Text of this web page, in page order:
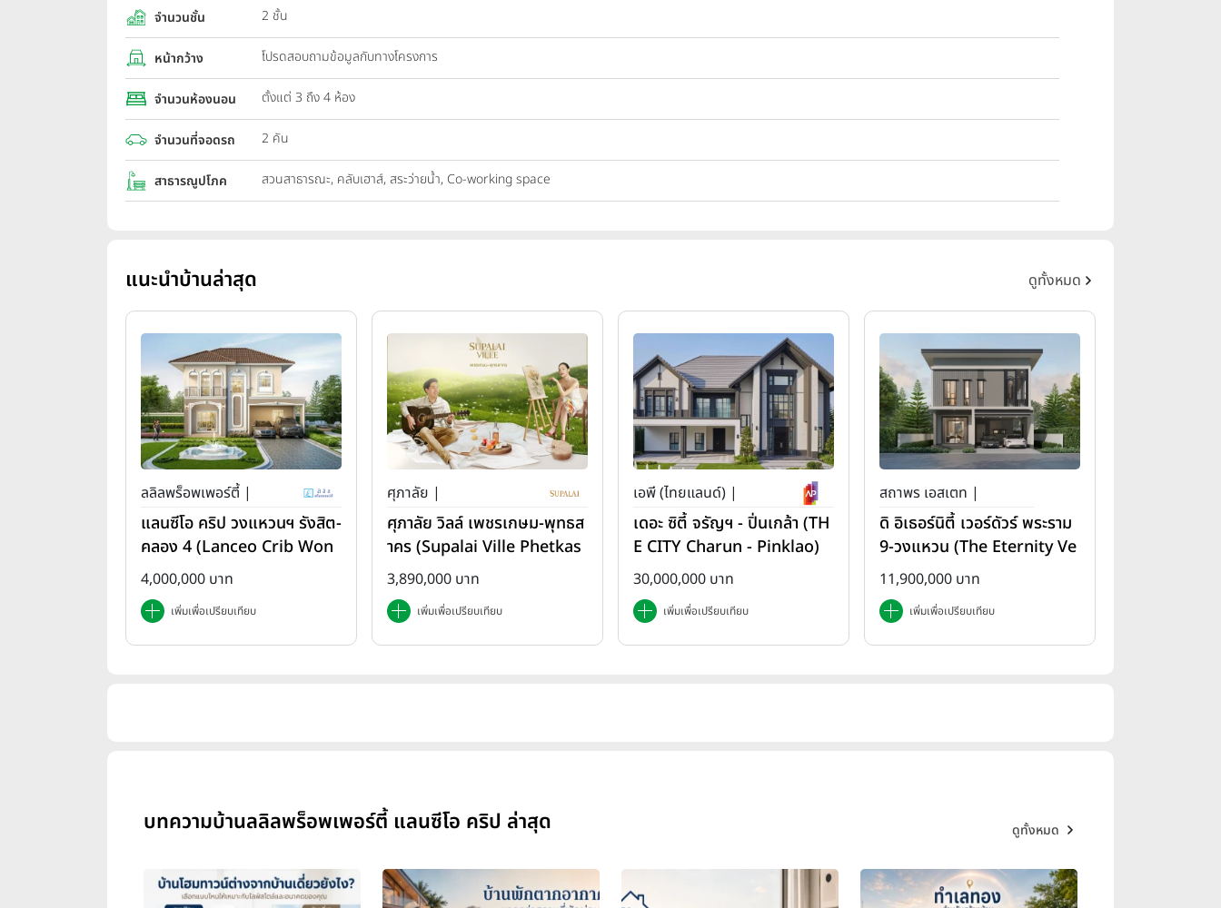
จำนวนชั้น 2 ชั้น
หน้ากว้าง โปรดสอบถามข้อมูลกับทางโครงการ
จำนวนห้องนอน ตั้งแต่ 3 ถึง 4 ห้อง
จำนวนที่จอดรถ 2 คัน
สาธารณูปโภค สวนสาธารณะ, คลับเฮาส์, สระว่ายน้ำ, Co-working space
แนะนำบ้านล่าสุด ดูทั้งหมด
ลลิลพร็อพเพอร์ตี้ |
แลนซีโอ คริป วงแหวนฯ รังสิต-
คลอง 4 (Lanceo Crib Won
gwan Rangsit-Khlong4)
4,000,000 บาท
เพิ่มเพื่อเปรียบเทียบ
ศุภาลัย |
ศุภาลัย วิลล์ เพชรเกษม-พุทธส
าคร (Supalai Ville Phetkas
em-Phutthasakorn)
3,890,000 บาท
เพิ่มเพื่อเปรียบเทียบ
เอพี (ไทยแลนด์) |
เดอะ ซิตี้ จรัญฯ - ปิ่นเกล้า (TH
E CITY Charun - Pinklao)
30,000,000 บาท
เพิ่มเพื่อเปรียบเทียบ
สถาพร เอสเตท |
ดิ อิเธอร์นิตี้ เวอร์ดัวร์ พระราม
9-วงแหวน (The Eternity Ve
rdure Rama 9-Wongwae
n)
11,900,000 บาท
เพิ่มเพื่อเปรียบเทียบ
บทความบ้านลลิลพร็อพเพอร์ตี้ แลนซีโอ คริป ล่าสุด ดูทั้งหมด